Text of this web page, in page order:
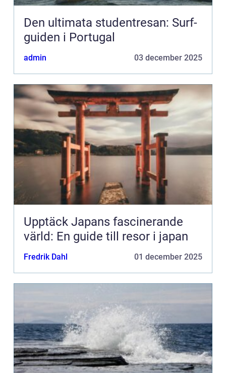
Den ultimata studentresan: Surf-
guiden i Portugal
admin 03 december 2025
Upptäck Japans fascinerande
värld: En guide till resor i japan
Fredrik Dahl 01 december 2025